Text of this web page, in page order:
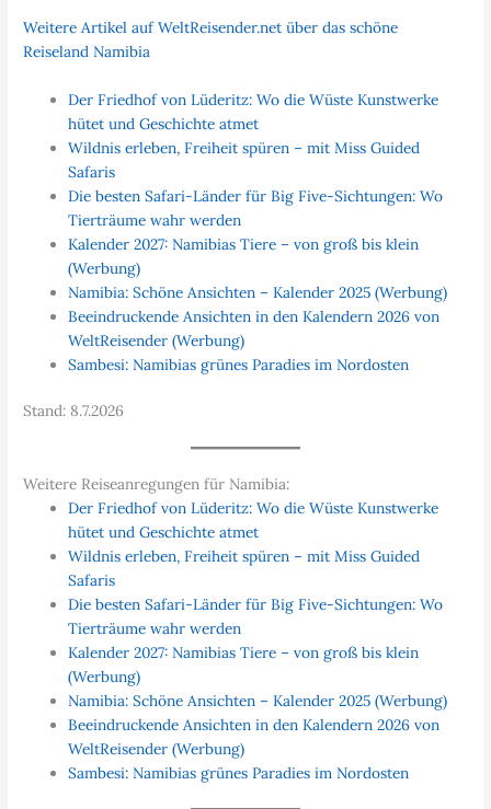
Weitere Artikel auf WeltReisender.net über das schöne
Reiseland Namibia
Der Friedhof von Lüderitz: Wo die Wüste Kunstwerke
hütet und Geschichte atmet
Wildnis erleben, Freiheit spüren – mit Miss Guided
Safaris
Die besten Safari-Länder für Big Five-Sichtungen: Wo
Tierträume wahr werden
Kalender 2027: Namibias Tiere – von groß bis klein
(Werbung)
Namibia: Schöne Ansichten – Kalender 2025 (Werbung)
Beeindruckende Ansichten in den Kalendern 2026 von
WeltReisender (Werbung)
Sambesi: Namibias grünes Paradies im Nordosten
Stand: 8.7.2026
Weitere Reiseanregungen für Namibia:
Der Friedhof von Lüderitz: Wo die Wüste Kunstwerke
hütet und Geschichte atmet
Wildnis erleben, Freiheit spüren – mit Miss Guided
Safaris
Die besten Safari-Länder für Big Five-Sichtungen: Wo
Tierträume wahr werden
Kalender 2027: Namibias Tiere – von groß bis klein
(Werbung)
Namibia: Schöne Ansichten – Kalender 2025 (Werbung)
Beeindruckende Ansichten in den Kalendern 2026 von
WeltReisender (Werbung)
Sambesi: Namibias grünes Paradies im Nordosten